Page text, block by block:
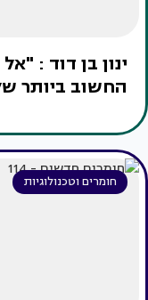
ינון בן דוד :
החשוב ביותר
חומרים וטכנולוגיות